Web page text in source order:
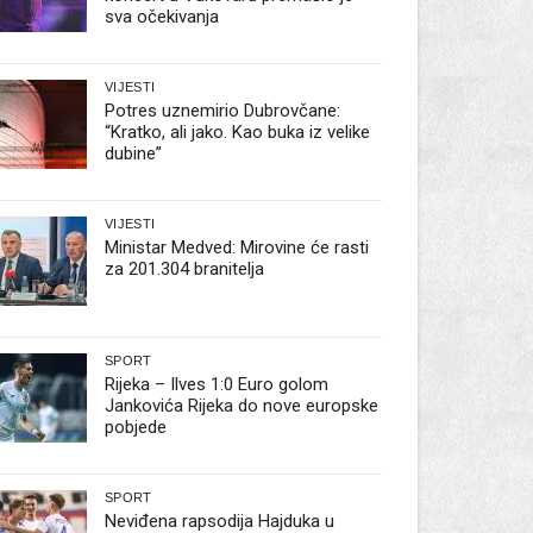
sva očekivanja
VIJESTI
Potres uznemirio Dubrovčane:
“Kratko, ali jako. Kao buka iz velike
dubine”
VIJESTI
Ministar Medved: Mirovine će rasti
za 201.304 branitelja
SPORT
Rijeka – Ilves 1:0 Euro golom
Jankovića Rijeka do nove europske
pobjede
SPORT
Neviđena rapsodija Hajduka u